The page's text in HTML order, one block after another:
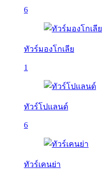
6
ทัวร์มองโกเลีย
1
ทัวร์โปแลนด์
6
ทัวร์เคนย่า